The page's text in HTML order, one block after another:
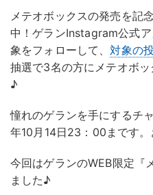
メテオボックスの発売を記
中！ゲランInstagram公式ア
象をフォローして、対象の
抽選で3名の方にメテオボ
♪
憧れのゲランを手にするチ
年10月14日23：00まです
今回はゲランのWEB限定『
ました♪